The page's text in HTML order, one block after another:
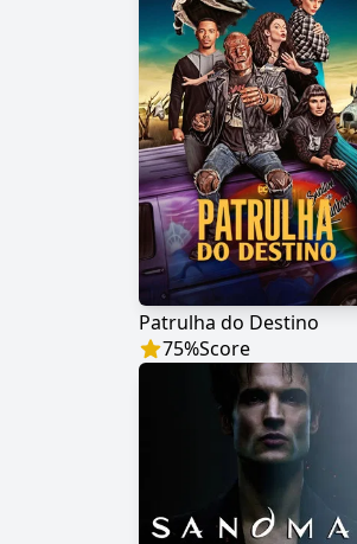
Patrulha do Destino
75%Score